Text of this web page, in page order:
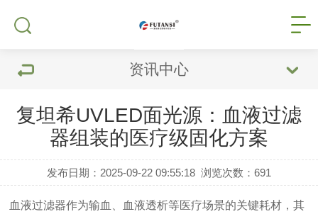
资讯中心
复坦希UVLED面光源：血液过滤
器组装的医疗级固化方案
发布日期：2025-09-22 09:55:18 浏览次数：691
血液过滤器作为输血、血液透析等医疗场景的关键耗材，其